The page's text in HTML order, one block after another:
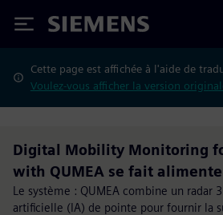
Siemens
Cette page est affichée à l'aide de
Voulez-vous afficher la version
Digital Mobility Monitoring
with QUMEA se fait
Le système : QUMEA combine un radar
artificielle (IA) de pointe pour fournir la